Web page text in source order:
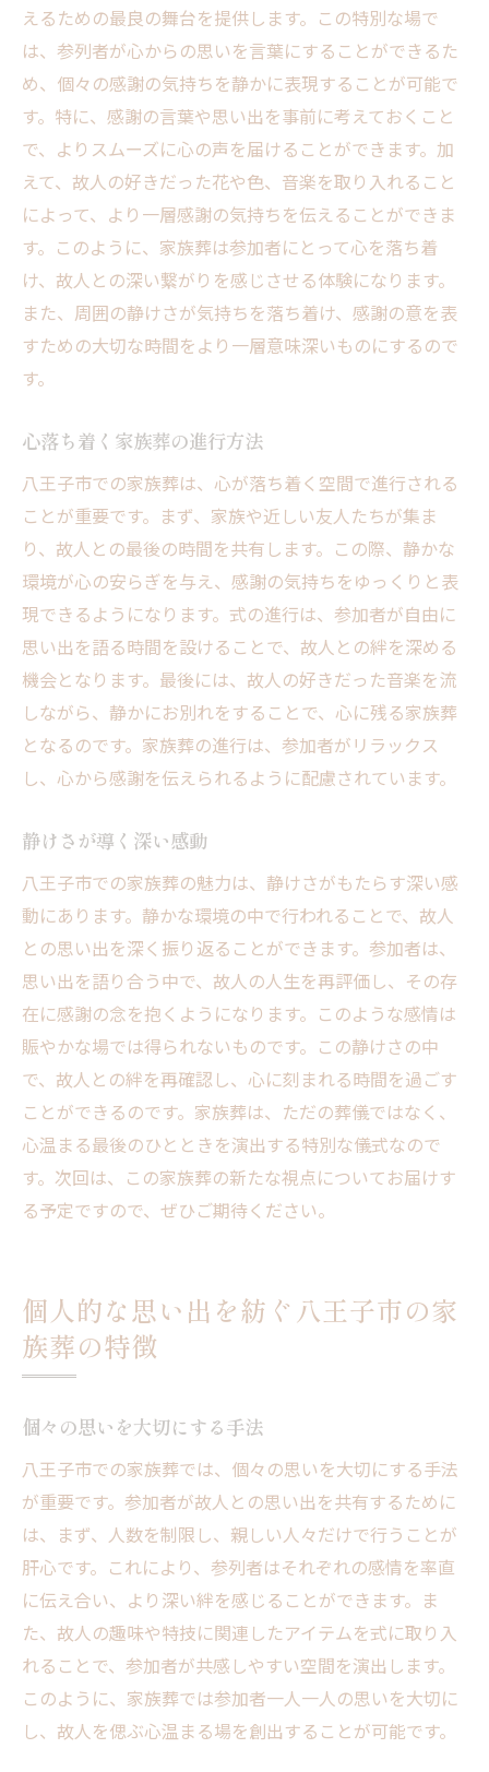
えるための最良の舞台を提供します。この特別な場で
は、参列者が心からの思いを言葉にすることができるた
め、個々の感謝の気持ちを静かに表現することが可能で
す。特に、感謝の言葉や思い出を事前に考えておくこと
で、よりスムーズに心の声を届けることができます。加
えて、故人の好きだった花や色、音楽を取り入れること
によって、より一層感謝の気持ちを伝えることができま
す。このように、家族葬は参加者にとって心を落ち着
け、故人との深い繋がりを感じさせる体験になります。
また、周囲の静けさが気持ちを落ち着け、感謝の意を表
すための大切な時間をより一層意味深いものにするので
す。
心落ち着く家族葬の進行方法
八王子市での家族葬は、心が落ち着く空間で進行される
ことが重要です。まず、家族や近しい友人たちが集ま
り、故人との最後の時間を共有します。この際、静かな
環境が心の安らぎを与え、感謝の気持ちをゆっくりと表
現できるようになります。式の進行は、参加者が自由に
思い出を語る時間を設けることで、故人との絆を深める
機会となります。最後には、故人の好きだった音楽を流
しながら、静かにお別れをすることで、心に残る家族葬
となるのです。家族葬の進行は、参加者がリラックス
し、心から感謝を伝えられるように配慮されています。
静けさが導く深い感動
八王子市での家族葬の魅力は、静けさがもたらす深い感
動にあります。静かな環境の中で行われることで、故人
との思い出を深く振り返ることができます。参加者は、
思い出を語り合う中で、故人の人生を再評価し、その存
在に感謝の念を抱くようになります。このような感情は
賑やかな場では得られないものです。この静けさの中
で、故人との絆を再確認し、心に刻まれる時間を過ごす
ことができるのです。家族葬は、ただの葬儀ではなく、
心温まる最後のひとときを演出する特別な儀式なので
す。次回は、この家族葬の新たな視点についてお届けす
る予定ですので、ぜひご期待ください。
個人的な思い出を紡ぐ八王子市の家
族葬の特徴
個々の思いを大切にする手法
八王子市での家族葬では、個々の思いを大切にする手法
が重要です。参加者が故人との思い出を共有するために
は、まず、人数を制限し、親しい人々だけで行うことが
肝心です。これにより、参列者はそれぞれの感情を率直
に伝え合い、より深い絆を感じることができます。ま
た、故人の趣味や特技に関連したアイテムを式に取り入
れることで、参加者が共感しやすい空間を演出します。
このように、家族葬では参加者一人一人の思いを大切に
し、故人を偲ぶ心温まる場を創出することが可能です。